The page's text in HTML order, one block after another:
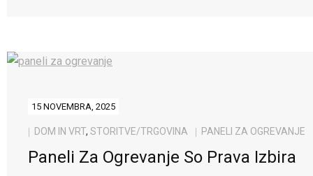
15 NOVEMBRA, 2025
DOM IN VRT, STORITVE/TRGOVINA PANELI ZA OGREVANJE
Paneli Za Ogrevanje So Prava Izbira